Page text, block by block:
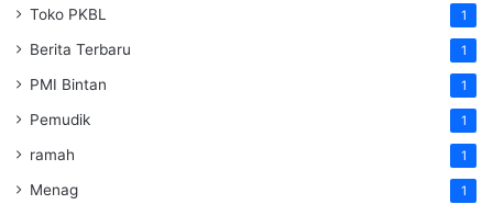
Toko PKBL 1
Berita Terbaru 1
PMI Bintan 1
Pemudik 1
ramah 1
Menag 1